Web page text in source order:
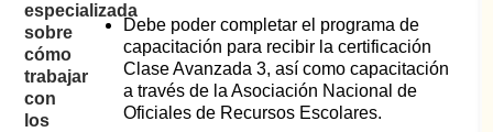
especializada
sobre
cómo
trabajar
con
los
Debe poder completar el programa de
capacitación para recibir la certificación
Clase Avanzada 3, así como capacitación
a través de la Asociación Nacional de
Oficiales de Recursos Escolares.